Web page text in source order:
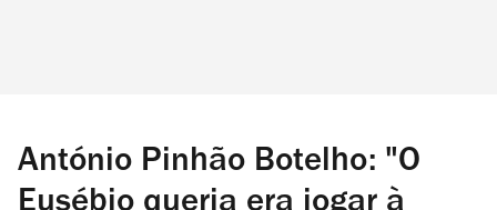
António Pinhão Botelho: "O